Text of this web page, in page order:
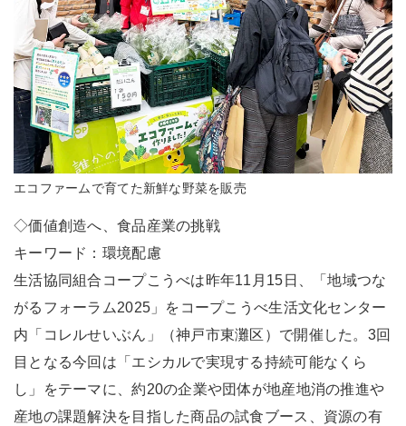
エコファームで育てた新鮮な野菜を販売
◇価値創造へ、食品産業の挑戦
キーワード：環境配慮
生活協同組合コープこうべは昨年11月15日、「地域つな
がるフォーラム2025」をコープこうべ生活文化センター
内「コレルせいぶん」（神戸市東灘区）で開催した。3回
目となる今回は「エシカルで実現する持続可能なくら
し」をテーマに、約20の企業や団体が地産地消の推進や
産地の課題解決を目指した商品の試食ブース、資源の有